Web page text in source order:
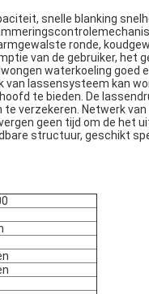
snelle blanking
ronde,
van de gebruiker, het
waterkoeling goed
van lassensysteem kan
te bieden. De
verzekeren. Netwerk
geen tijd om de het
structuur, geschikt